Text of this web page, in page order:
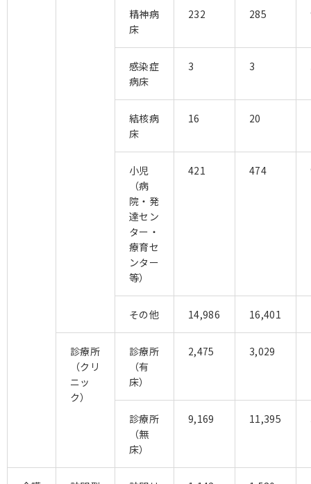
精神病
床
232 285
感染症
病床
3 3
結核病
床
16 20
小児
（病
院・発
達セン
ター・
療育セ
ンター
等）
421 474
その他 14,986 16,401
診療所
（クリ
ニッ
ク）
診療所
（有
床）
2,475 3,029
診療所
（無
床）
9,169 11,395